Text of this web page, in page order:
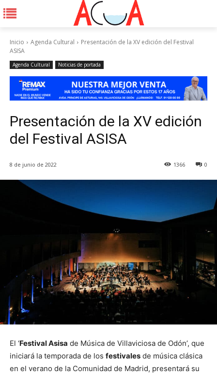
Inicio Agenda Cultural
Presentación de la XV edición del Festival
ASISA
Agenda Cultural Noticias de portada
Presentación de la XV edición
del Festival ASISA
8 de junio de 2022 0
1366
El ‘Festival Asisa de Música de Villaviciosa de Odón’, que
iniciará la temporada de los festivales de música clásica
en el verano de la Comunidad de Madrid, presentará su